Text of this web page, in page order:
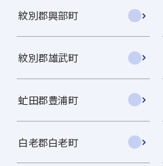
紋別郡興部町
紋別郡雄武町
虻田郡豊浦町
白老郡白老町